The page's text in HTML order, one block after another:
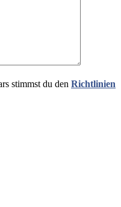
stimmst du den Richtlinien